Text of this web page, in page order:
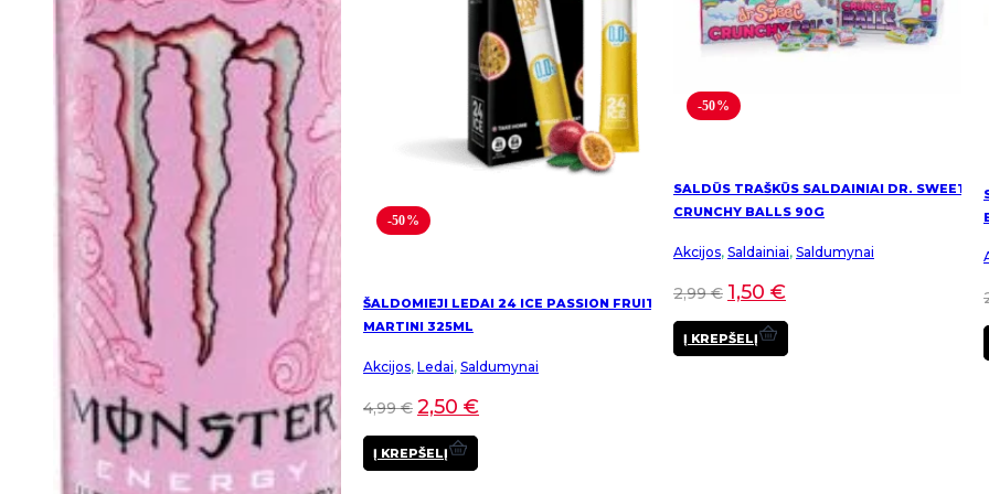
product
page
product
page
product
page
-50%
ŠALDOMIEJI LEDAI 24 ICE PASSION FRUIT
MARTINI 325ML
Akcijos, Ledai, Saldumynai
4,99€ 2,50 €
Į KREPŠELĮ
-50%
SALDŪS TRAŠKŪS SALDAINIAI DR. SWEET
CRUNCHY BALLS 90G
Akcijos, Saldainiai, Saldumynai
2,99€ 1,50 €
Į KREPŠELĮ